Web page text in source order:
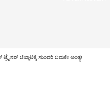
ಚೆಲ್ಲಾಟಕ್ಕೆ ಸುಂದರಿ ಬದುಕೇ ಅಂತ್ಯ!